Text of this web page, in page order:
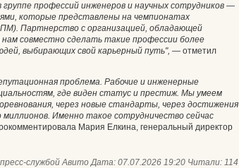
группе профессий инженеров и научных сотрудников —
которые представлены на чемпионатах
Партнерство с организацией, обладающей
совместно сделать такие профессии более
выбирающих свой карьерный путь", — отметил
проблема. Рабочие и инженерные
где виден статус и престиж. Мы умеем
через новые стандарты, через достижения
Именно такое сотрудничество сейчас
Мария Елкина, генеральный директор
службой Авито Дата: 07.07.2026 19:20 Читали: 114